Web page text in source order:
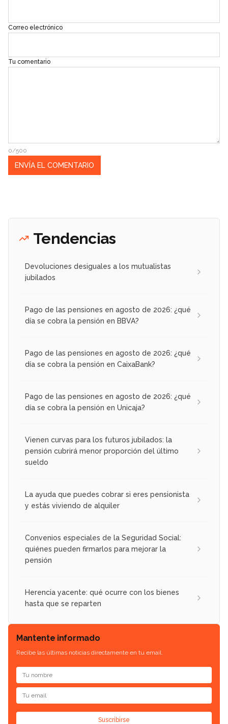
Correo electrónico
Tu comentario
0/500
Tendencias
Devoluciones desiguales a los mutualistas
jubilados
Pago de las pensiones en agosto de 2026: ¿qué
día se cobra la pensión en BBVA?
Pago de las pensiones en agosto de 2026: ¿qué
día se cobra la pensión en CaixaBank?
Pago de las pensiones en agosto de 2026: ¿qué
día se cobra la pensión en Unicaja?
Vienen curvas para los futuros jubilados: la
pensión cubrirá menor proporción del último
sueldo
La ayuda que puedes cobrar si eres pensionista
y estás viviendo de alquiler
Convenios especiales de la Seguridad Social:
quiénes pueden firmarlos para mejorar la
pensión
Herencia yacente: qué ocurre con los bienes
hasta que se reparten
Mantente informado
Recibe las últimas noticias directamente en tu email.
Suscribirse